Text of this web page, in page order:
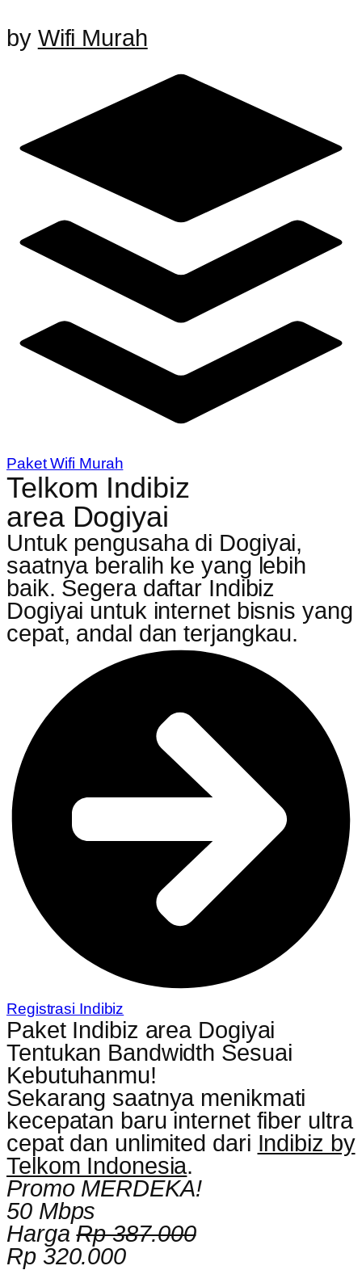
by Wifi Murah
Paket Wifi Murah
Telkom Indibiz
area Dogiyai
Untuk pengusaha di Dogiyai,
saatnya beralih ke yang lebih
baik. Segera daftar Indibiz
Dogiyai untuk internet bisnis yang
cepat, andal dan terjangkau.
Registrasi Indibiz
Paket Indibiz area Dogiyai
Tentukan Bandwidth Sesuai
Kebutuhanmu!
Sekarang saatnya menikmati
kecepatan baru internet fiber ultra
cepat dan unlimited dari Indibiz by
Telkom Indonesia.
Promo MERDEKA!
50 Mbps
HargaRp 387.000
Rp 320.000